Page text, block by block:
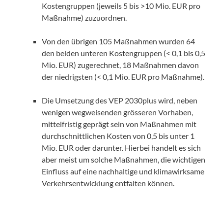
Kostengruppen (jeweils 5 bis >10 Mio. EUR pro
Maßnahme) zuzuordnen.
Von den übrigen 105 Maßnahmen wurden 64
den beiden unteren Kostengruppen (< 0,1 bis 0,5
Mio. EUR) zugerechnet, 18 Maßnahmen davon
der niedrigsten (< 0,1 Mio. EUR pro Maßnahme).
Die Umsetzung des VEP 2030plus wird, neben
wenigen wegweisenden grösseren Vorhaben,
mittelfristig geprägt sein von Maßnahmen mit
durchschnittlichen Kosten von 0,5 bis unter 1
Mio. EUR oder darunter. Hierbei handelt es sich
aber meist um solche Maßnahmen, die wichtigen
Einfluss auf eine nachhaltige und klimawirksame
Verkehrsentwicklung entfalten können.